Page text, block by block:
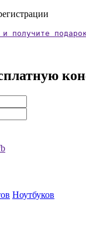
и получите
Ноутбуков